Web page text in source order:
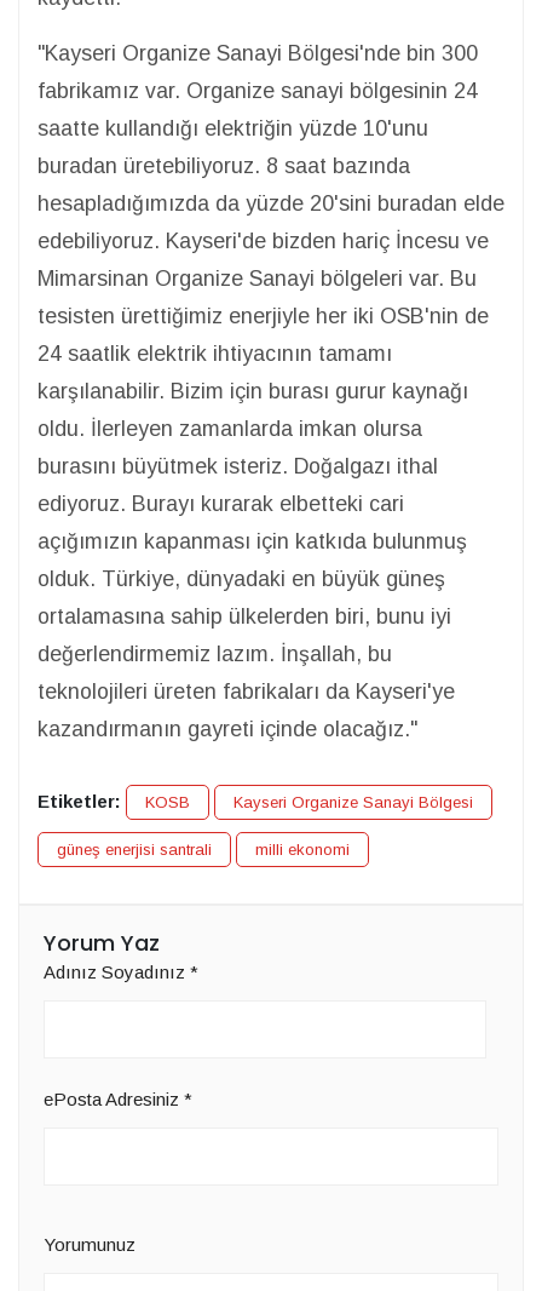
"Kayseri Organize Sanayi Bölgesi'nde bin 300
fabrikamız var. Organize sanayi bölgesinin 24
saatte kullandığı elektriğin yüzde 10'unu
buradan üretebiliyoruz. 8 saat bazında
hesapladığımızda da yüzde 20'sini buradan elde
edebiliyoruz. Kayseri'de bizden hariç İncesu ve
Mimarsinan Organize Sanayi bölgeleri var. Bu
tesisten ürettiğimiz enerjiyle her iki OSB'nin de
24 saatlik elektrik ihtiyacının tamamı
karşılanabilir. Bizim için burası gurur kaynağı
oldu. İlerleyen zamanlarda imkan olursa
burasını büyütmek isteriz. Doğalgazı ithal
ediyoruz. Burayı kurarak elbetteki cari
açığımızın kapanması için katkıda bulunmuş
olduk. Türkiye, dünyadaki en büyük güneş
ortalamasına sahip ülkelerden biri, bunu iyi
değerlendirmemiz lazım. İnşallah, bu
teknolojileri üreten fabrikaları da Kayseri'ye
kazandırmanın gayreti içinde olacağız."
Etiketler: KOSB Kayseri Organize Sanayi Bölgesi
güneş enerjisi santrali milli ekonomi
Yorum Yaz
Adınız Soyadınız *
ePosta Adresiniz *
Yorumunuz